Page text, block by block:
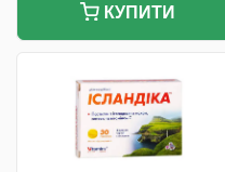
КУПИТИ